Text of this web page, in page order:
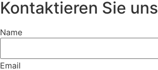
Kontaktieren Sie uns
Name
Email